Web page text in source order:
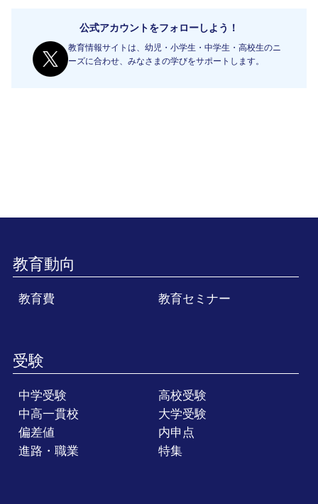
公式アカウントをフォローしよう！
教育情報サイトは、幼児・小学生・中学生・高校生のニ
ーズに合わせ、みなさまの学びをサポートします。
教育動向
教育費 教育セミナー
受験
中学受験
高校受験
中高一貫校
大学受験
偏差値
内申点
進路・職業
特集